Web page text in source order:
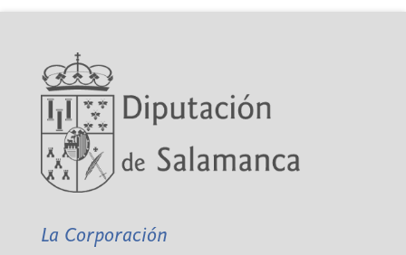
La Corporación